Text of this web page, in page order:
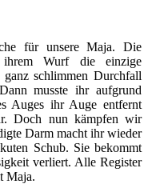
für unsere Maja. Die
Wurf die einzige
schlimmen Durchfall
musste ihr aufgrund
Auges ihr Auge entfernt
Doch nun kämpfen wir
Darm macht ihr wieder
Schub. Sie bekommt
verliert. Alle Register
Maja.